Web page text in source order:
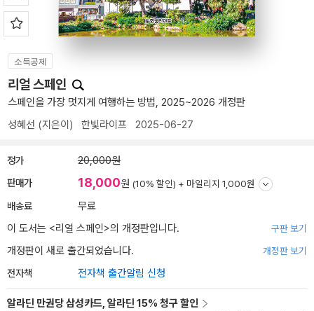
소득공제
리얼 스페인
스페인을 가장 멋지게 여행하는 방법, 2025~2026 개정판
성혜선 (지은이) 한빛라이프 2025-06-27
정가 20,000원
판매가 18,000원 (10% 할인) + 마일리지 1,000원
배송료
무료
이 도서는 <리얼 스페인>의 개정판입니다. 구판 보기
개정판이 새로 출간되었습니다. 개정판 보기
전자책 전자책 출간알림 신청
알라딘 만권당 삼성카드, 알라딘 15% 청구 할인